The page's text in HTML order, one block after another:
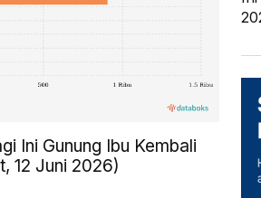
Ini Gunung Ibu Kembali
12 Juni 2026)